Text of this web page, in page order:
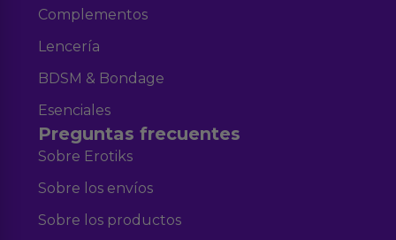
Complementos
Lencería
BDSM & Bondage
Esenciales
Preguntas frecuentes
Sobre Erotiks
Sobre los envíos
Sobre los productos